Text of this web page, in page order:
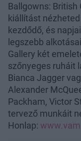
Ballgowns: British
kiállítást
kezdődő, és
legszebb
Gallery két
szőnyeges ruháit
Bianca Jagger
Alexander
Packham, Victor
tervező munkáit
Honlap: